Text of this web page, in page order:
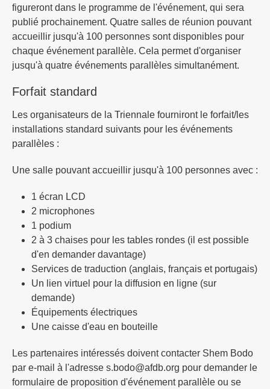
figureront dans le programme de l'événement, qui sera
publié prochainement. Quatre salles de réunion pouvant
accueillir jusqu'à 100 personnes sont disponibles pour
chaque événement parallèle. Cela permet d'organiser
jusqu'à quatre événements parallèles simultanément.
Forfait standard
Les organisateurs de la Triennale fourniront le forfait/les
installations standard suivants pour les événements
parallèles :
Une salle pouvant accueillir jusqu'à 100 personnes avec :
1 écran LCD
2 microphones
1 podium
2 à 3 chaises pour les tables rondes (il est possible
d'en demander davantage)
Services de traduction (anglais, français et portugais)
Un lien virtuel pour la diffusion en ligne (sur
demande)
Équipements électriques
Une caisse d'eau en bouteille
Les partenaires intéressés doivent contacter Shem Bodo
par e-mail à l'adresse s.bodo@afdb.org pour demander le
formulaire de proposition d'événement parallèle ou se